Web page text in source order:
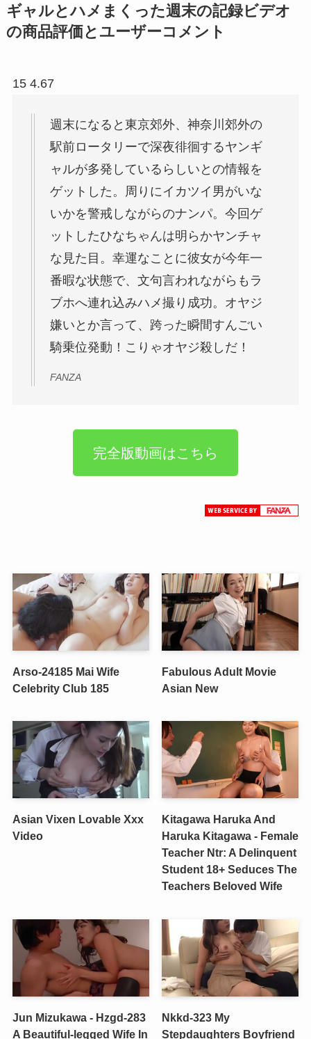
ギャルとハメまくった週末の記録ビデオ
の商品評価とユーザーコメント
15 4.67
週末になると東京郊外、神奈川郊外の
駅前ロータリーで深夜徘徊するヤンギ
ャルが多発しているらしいとの情報を
ゲットした。周りにイカツイ男がいな
いかを警戒しながらのナンパ。今回ゲ
ットしたひなちゃんは明らかヤンチャ
な見た目。幸運なことに彼女が今年一
番暇な状態で、文句言われながらもラ
ブホへ連れ込みハメ撮り成功。オヤジ
嫌いとか言って、跨った瞬間すんごい
騎乗位発動！こりゃオヤジ殺しだ！
FANZA
完全版動画はこちら
Arso-24185 Mai Wife
Celebrity Club 185
Fabulous Adult Movie
Asian New
Asian Vixen Lovable Xxx
Video
Kitagawa Haruka And
Haruka Kitagawa - Female
Teacher Ntr: A Delinquent
Student 18+ Seduces The
Teachers Beloved Wife
Jun Mizukawa - Hzgd-283
A Beautiful-legged Wife In
Nkkd-323 My
Stepdaughters Boyfriend